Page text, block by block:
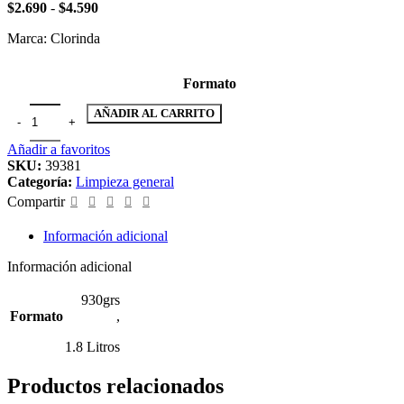
$2.690 - $4.590Rango
precios:
$4.590
Marca: Clorinda
Formato
Cloro ropa color cantidadAÑADIR AL CARRITO
Añadir a favoritos
SKU: 39381
Categoría: Limpieza general
Compartir
Información adicional
Información adicional
Formato
930grs
,
1.8 Litros
Productos relacionados